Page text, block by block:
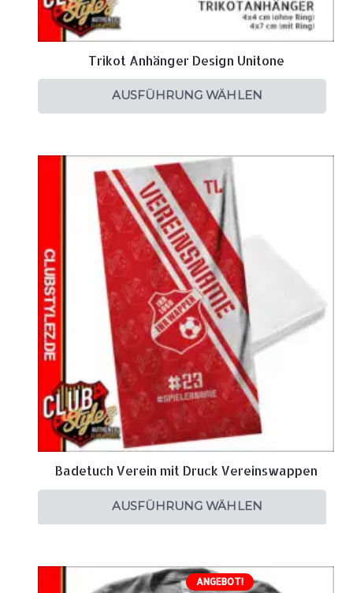
Trikot Anhänger Design Unitone
AUSFÜHRUNG WÄHLEN
Badetuch Verein mit Druck Vereinswappen
AUSFÜHRUNG WÄHLEN
ANGEBOT!